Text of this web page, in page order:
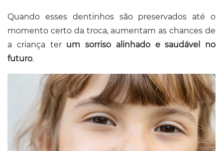
Quando esses dentinhos são preservados até o
momento certo da troca, aumentam as chances de
a criança ter um sorriso alinhado e saudável no
futuro.